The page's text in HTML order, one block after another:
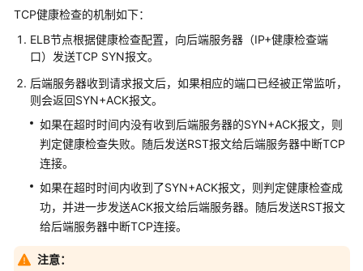
务
健
康
检
健
检
查
介
TCP健康检查的机制如下：
ELB节点根据健康检查配置，向后端服务器（IP+健康检查端
口）发送TCP SYN报文。
后端服务器收到请求报文后，如果相应的端口已经被正常监听，
则会返回SYN+ACK报文。
如果在超时时间内没有收到后端服务器的SYN+ACK报文，则
判定健康检查失败。随后发送RST报文给后端服务器中断TCP
连接。
如果在超时时间内收到了SYN+ACK报文，则判定健康检查成
功，并进一步发送ACK报文给后端服务器。随后发送RST报文
给后端服务器中断TCP连接。
注意：